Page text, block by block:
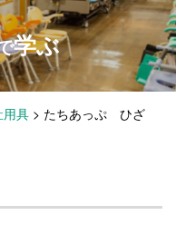
学ぶ
用具 > たちあっぷ ひざ